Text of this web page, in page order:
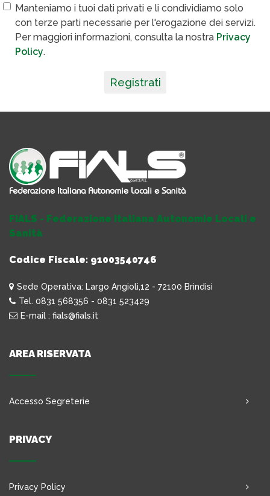
Manteniamo i tuoi dati privati e li condividiamo solo
con terze parti necessarie per l'erogazione dei servizi.
Per maggiori informazioni, consulta la nostra Privacy
Policy.
Registrati
FIALS - Federazione Italiana Autonomie Locali e
Sanità
Codice Fiscale: 91003540746
Sede Operativa: Largo Angioli,12 - 72100 Brindisi
Tel. 0831 568356 - 0831 523429
E-mail : fials@fials.it
AREA RISERVATA
Accesso Segreterie
PRIVACY
Privacy Policy